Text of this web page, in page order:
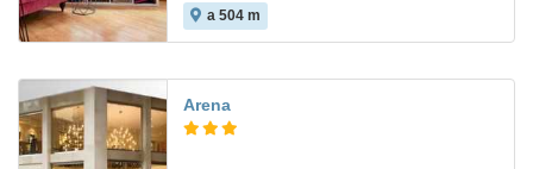
a 504 m
Arena